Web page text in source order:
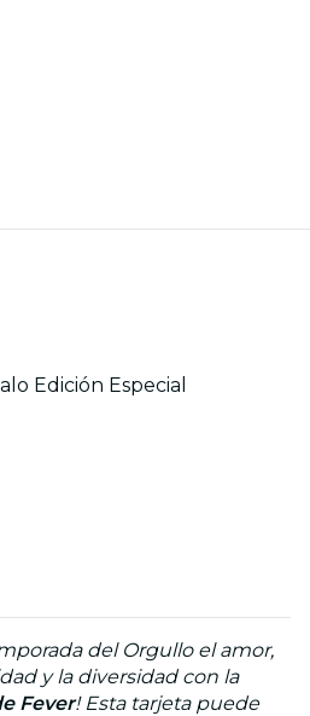
Edición Especial
del Orgullo el amor,
y la diversidad con la
Fever! Esta tarjeta puede